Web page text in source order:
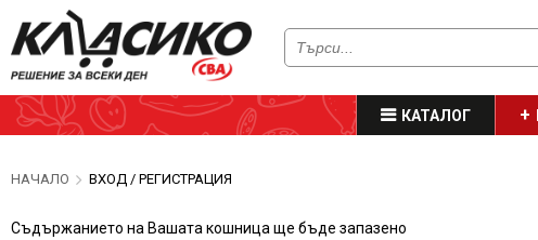
КАТАЛОГ
НАЧАЛО ВХОД / РЕГИСТРАЦИЯ
Съдържанието на Вашата кошница ще бъде запазено